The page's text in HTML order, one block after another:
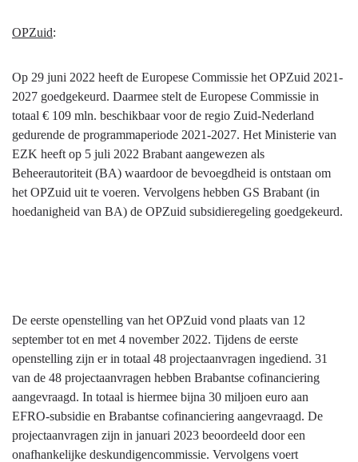
OPZuid:
Op 29 juni 2022 heeft de Europese Commissie het OPZuid 2021-
2027 goedgekeurd. Daarmee stelt de Europese Commissie in
totaal € 109 mln. beschikbaar voor de regio Zuid-Nederland
gedurende de programmaperiode 2021-2027. Het Ministerie van
EZK heeft op 5 juli 2022 Brabant aangewezen als
Beheerautoriteit (BA) waardoor de bevoegdheid is ontstaan om
het OPZuid uit te voeren. Vervolgens hebben GS Brabant (in
hoedanigheid van BA) de OPZuid subsidieregeling goedgekeurd.
De eerste openstelling van het OPZuid vond plaats van 12
september tot en met 4 november 2022. Tijdens de eerste
openstelling zijn er in totaal 48 projectaanvragen ingediend. 31
van de 48 projectaanvragen hebben Brabantse cofinanciering
aangevraagd. In totaal is hiermee bijna 30 miljoen euro aan
EFRO-subsidie en Brabantse cofinanciering aangevraagd. De
projectaanvragen zijn in januari 2023 beoordeeld door een
onafhankelijke deskundigencommissie. Vervolgens voert